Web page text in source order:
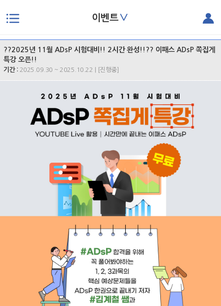
본문으로 바로가기
이벤트∨
??2025년 11월 ADsP 시험대비!! 2시간 완성!!?? 이패스 ADsP 쪽집게
특강 오픈!!
기간 : 2025.09.30 ~ 2025.10.22 | [진행중]